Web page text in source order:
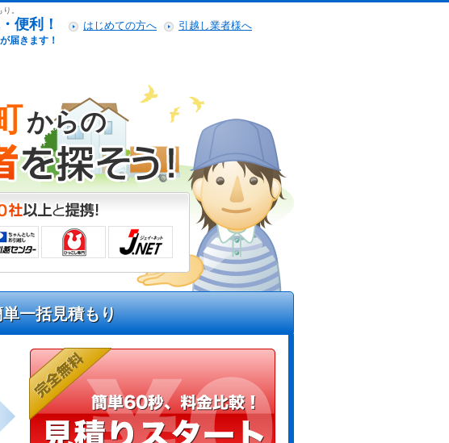
。
便利！
届きます！
はじめての方へ 引越し業者様へ
からの
一括見積もり